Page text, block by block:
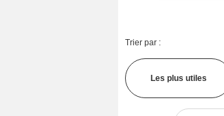
Trier par :
Les plus utiles